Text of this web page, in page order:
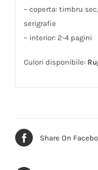
– coperta: timbru
serigrafie
– interior: 2-4 pagini
Culori disponibile:
Share On